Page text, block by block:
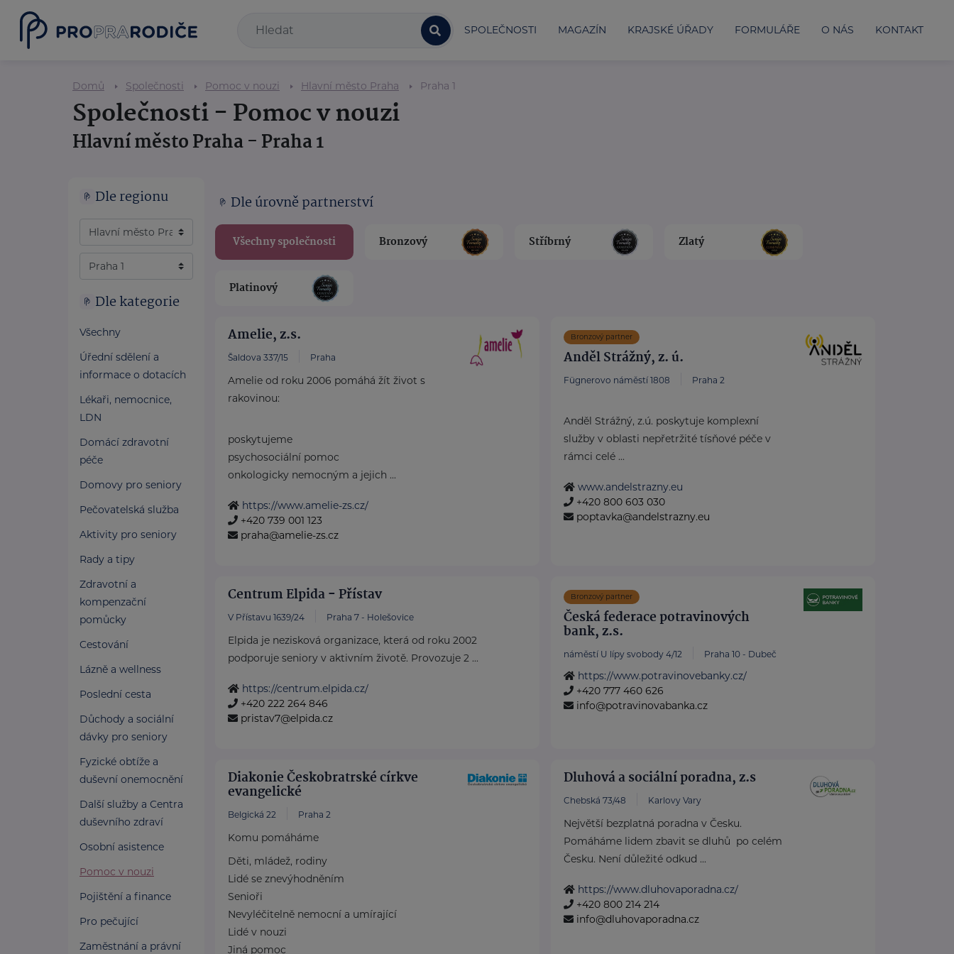
SPOLEČNOSTI MAGAZÍN KRAJSKÉ ÚŘADY FORMULÁŘE O NÁS KONTAKT
Domů Společnosti Pomoc v nouzi Hlavní město Praha Praha 1
Společnosti - Pomoc v nouzi
Hlavní město Praha - Praha 1
Dle regionu
Dle kategorie
Všechny
Úřední sdělení a
informace o dotacích
Lékaři, nemocnice,
LDN
Domácí zdravotní
péče
Domovy pro seniory
Pečovatelská služba
Aktivity pro seniory
Rady a tipy
Zdravotní a
kompenzační
pomůcky
Cestování
Lázně a wellness
Poslední cesta
Důchody a sociální
dávky pro seniory
Fyzické obtíže a
duševní onemocnění
Další služby a Centra
duševního zdraví
Osobní asistence
Pomoc v nouzi
Pojištění a finance
Pro pečující
Zaměstnání a právní
Dle úrovně partnerství
Všechny společnosti Bronzový Stříbrný Zlatý
Platinový
Amelie, z.s.
Šaldova 337/15 Praha
Amelie od roku 2006 pomáhá žít život s
rakovinou:
poskytujeme
psychosociální pomoc
onkologicky nemocným a jejich ...
https://www.amelie-zs.cz/
+420 739 001 123
praha@amelie-zs.cz
Bronzový partner
Anděl Strážný, z. ú.
Fügnerovo náměstí 1808 Praha 2
Anděl Strážný, z.ú. poskytuje komplexní
služby v oblasti nepřetržité tísňové péče v
rámci celé ...
www.andelstrazny.eu
+420 800 603 030
poptavka@andelstrazny.eu
Centrum Elpida - Přístav
V Přístavu 1639/24 Praha 7 - Holešovice
Elpida je nezisková organizace, která od roku 2002
podporuje seniory v aktivním životě. Provozuje 2 ...
https://centrum.elpida.cz/
+420 222 264 846
pristav7@elpida.cz
Bronzový partner
Česká federace potravinových
bank, z.s.
náměstí U lípy svobody 4/12 Praha 10 - Dubeč
https://www.potravinovebanky.cz/
+420 777 460 626
info@potravinovabanka.cz
Diakonie Českobratrské církve
evangelické
Belgická 22 Praha 2
Komu pomáháme
Děti, mládež, rodiny
Lidé se znevýhodněním
Senioři
Nevyléčitelně nemocní a umírající
Lidé v nouzi
Jiná pomoc
Dluhová a sociální poradna, z.s
Chebská 73/48 Karlovy Vary
Největší bezplatná poradna v Česku.
Pomáháme lidem zbavit se dluhů po celém
Česku. Není důležité odkud ...
https://www.dluhovaporadna.cz/
+420 800 214 214
info@dluhovaporadna.cz